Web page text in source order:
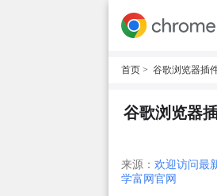
首页 > 谷歌浏览器插
谷歌浏览器
来源： 欢迎访问最
学富网官网